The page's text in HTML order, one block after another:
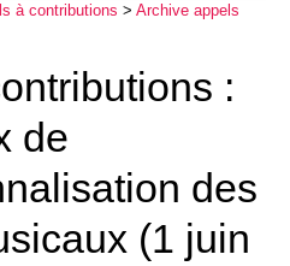
des connaissances
à contributions > Archive appels
:
de
des
(1 juin